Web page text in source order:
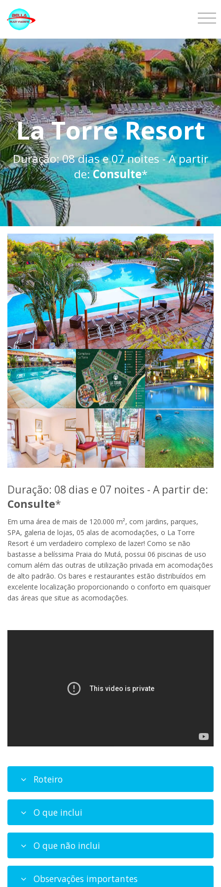
La Torre Resort
Duração: 08 dias e 07 noites - A partir
de:Consulte*
Duração: 08 dias e 07 noites - A partir de:
Consulte*
Em uma área de mais de 120.000 m², com jardins, parques,
SPA, galeria de lojas, 05 alas de acomodações, o La Torre
Resort é um verdadeiro complexo de lazer! Como se não
bastasse a belíssima Praia do Mutá, possui 06 piscinas de uso
comum além das outras de utilização privada em acomodações
de alto padrão. Os bares e restaurantes estão distribuídos em
excelente localização proporcionando o conforto em quaisquer
das áreas que situe as acomodações.
Roteiro
O que inclui
O que não inclui
Observações importantes